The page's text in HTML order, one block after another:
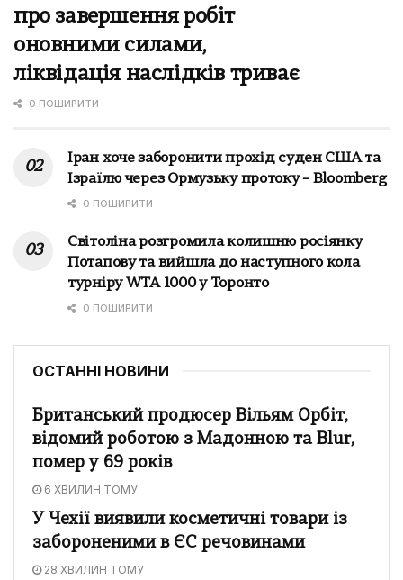
про завершення робіт
оновними силами,
ліквідація наслідків триває
0 ПОШИРИТИ
Іран хоче заборонити прохід суден США та
Ізраїлю через Ормузьку протоку – Bloomberg
0 ПОШИРИТИ
Світоліна розгромила колишню росіянку
Потапову та вийшла до наступного кола
турніру WTA 1000 у Торонто
0 ПОШИРИТИ
ОСТАННІ НОВИНИ
Британський продюсер Вільям Орбіт,
відомий роботою з Мадонною та Blur,
помер у 69 років
6 ХВИЛИН ТОМУ
У Чехії виявили косметичні товари із
забороненими в ЄС речовинами
28 ХВИЛИН ТОМУ